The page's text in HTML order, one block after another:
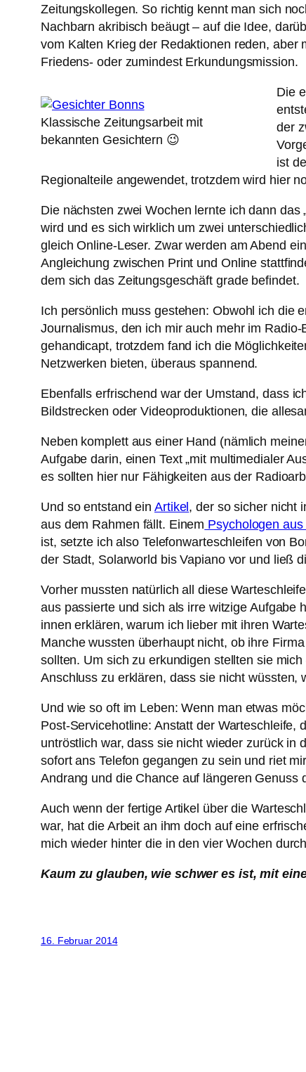
Zeitungskollegen. So richtig kennt man sich
Nachbarn akribisch beäugt – auf die Idee,
vom Kalten Krieg der Redaktionen reden, aber
Friedens- oder zumindest Erkundungsmission.
Klassische Zeitungsarbeit mit
bekannten Gesichtern 😉
Die
der
ist
Regionalteile angewendet, trotzdem wird hier
Die nächsten zwei Wochen lernte ich dann
wird und es sich wirklich um zwei
gleich Online-Leser. Zwar werden am Abend
Angleichung zwischen Print und Online
dem sich das Zeitungsgeschäft grade befindet.
Ich persönlich muss gestehen: Obwohl ich die
Journalismus, den ich mir auch mehr im
gehandicapt, trotzdem fand ich die
Netzwerken bieten, überaus spannend.
Ebenfalls erfrischend war der Umstand, dass
Bildstrecken oder Videoproduktionen, die
Neben komplett aus einer Hand (nämlich
Aufgabe darin, einen Text „mit multimedialer
es sollten hier nur Fähigkeiten aus der
Und so entstand ein Artikel , der so sicher nicht
aus dem Rahmen fällt. Einem Psychologen
ist, setzte ich also Telefonwarteschleifen von
der Stadt, Solarworld bis Vapiano vor und ließ
Vorher mussten natürlich all diese
aus passierte und sich als irre witzige Aufgabe
innen erklären, warum ich lieber mit ihren
Manche wussten überhaupt nicht, ob ihre
sollten. Um sich zu erkundigen stellten sie
Anschluss zu erklären, dass sie nicht wüssten,
Und wie so oft im Leben: Wenn man etwas
Post-Servicehotline: Anstatt der
untröstlich war, dass sie nicht wieder zurück in
sofort ans Telefon gegangen zu sein und riet
Andrang und die Chance auf längeren Genuss
Auch wenn der fertige Artikel über die
war, hat die Arbeit an ihm doch auf eine
mich wieder hinter die in den vier Wochen
Kaum zu glauben, wie schwer es ist, mit
16. Februar 2014